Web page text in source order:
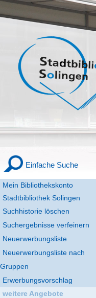
Mein Bibliothekskonto
Stadtbibliothek Solingen
Einfache Suche
Suchhistorie löschen
Suchergebnisse verfeinern
Neuerwerbungsliste
Neuerwerbungsliste nach
Gruppen
Erwerbungsvorschlag
weitere Angebote